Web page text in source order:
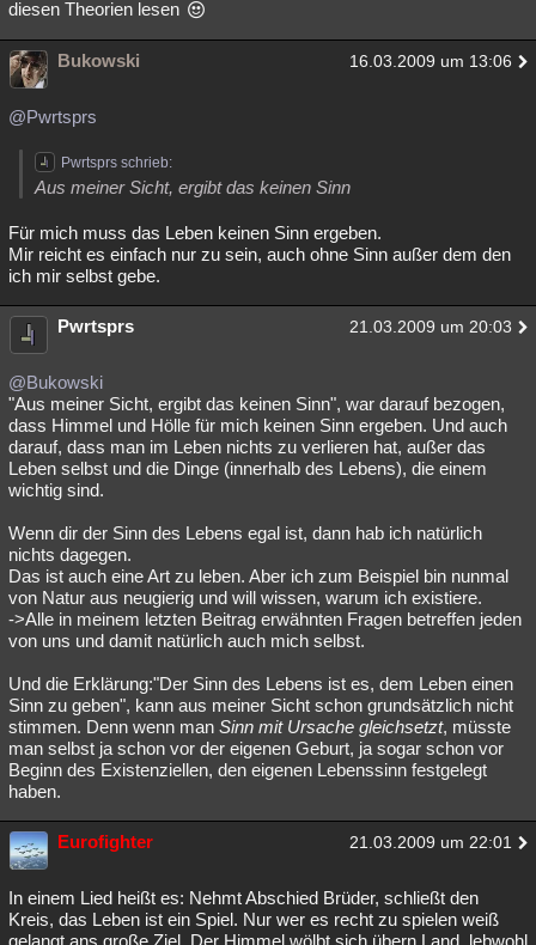
diesen Theorien lesen
Bukowski 16.03.2009 um 13:06
@Pwrtsprs
Pwrtsprs schrieb:
Aus meiner Sicht, ergibt das keinen Sinn
Für mich muss das Leben keinen Sinn ergeben.
Mir reicht es einfach nur zu sein, auch ohne Sinn außer dem den
ich mir selbst gebe.
Pwrtsprs 21.03.2009 um 20:03
@Bukowski
"Aus meiner Sicht, ergibt das keinen Sinn", war darauf bezogen,
dass Himmel und Hölle für mich keinen Sinn ergeben. Und auch
darauf, dass man im Leben nichts zu verlieren hat, außer das
Leben selbst und die Dinge (innerhalb des Lebens), die einem
wichtig sind.
Wenn dir der Sinn des Lebens egal ist, dann hab ich natürlich
nichts dagegen.
Das ist auch eine Art zu leben. Aber ich zum Beispiel bin nunmal
von Natur aus neugierig und will wissen, warum ich existiere.
->Alle in meinem letzten Beitrag erwähnten Fragen betreffen jeden
von uns und damit natürlich auch mich selbst.
Und die Erklärung:"Der Sinn des Lebens ist es, dem Leben einen
Sinn zu geben", kann aus meiner Sicht schon grundsätzlich nicht
stimmen. Denn wenn man Sinn mit Ursache gleichsetzt, müsste
man selbst ja schon vor der eigenen Geburt, ja sogar schon vor
Beginn des Existenziellen, den eigenen Lebenssinn festgelegt
haben.
Eurofighter 21.03.2009 um 22:01
In einem Lied heißt es: Nehmt Abschied Brüder, schließt den
Kreis, das Leben ist ein Spiel. Nur wer es recht zu spielen weiß
gelangt ans große Ziel. Der Himmel wölbt sich übern Land, lebwohl